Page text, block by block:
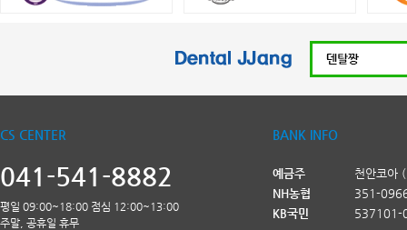
CS CENTER
041-541-8882
평일 09:00~18:00 점심 12:00~13:00
주말, 공휴일 휴무
BANK INFO
예금주
천안코아
NH농협
351-
KB국민
537101-